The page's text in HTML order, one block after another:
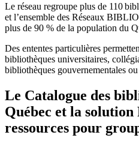
Le réseau regroupe plus de 110
et l’ensemble des Réseaux
plus de 90 % de la population du
Des ententes particulières
bibliothèques universitaires,
bibliothèques gouvernementales ou
Le Catalogue des
Québec et la solution
ressources pour